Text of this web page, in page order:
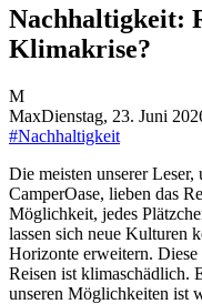
Nachhaltigkeit:
Klimakrise?
M
MaxDienstag, 23. Juni
#Nachhaltigkeit
Die meisten unserer
CamperOase, lieben das
Möglichkeit, jedes
lassen sich neue Kulturen
Horizonte erweitern.
Reisen ist klimaschädlich.
unseren Möglichkeiten ist